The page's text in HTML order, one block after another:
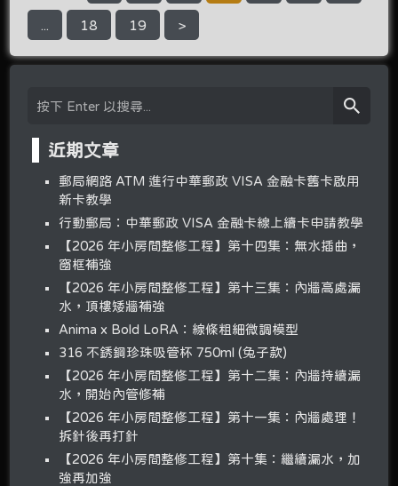
... 18 19 >
近期文章
郵局網路 ATM 進行中華郵政 VISA 金融卡舊卡啟用
新卡教學
行動郵局：中華郵政 VISA 金融卡線上續卡申請教學
【2026 年小房間整修工程】第十四集：無水插曲，
窗框補強
【2026 年小房間整修工程】第十三集：內牆高處漏
水，頂樓矮牆補強
Anima x Bold LoRA：線條粗細微調模型
316 不銹鋼珍珠吸管杯 750ml (兔子款)
【2026 年小房間整修工程】第十二集：內牆持續漏
水，開始內管修補
【2026 年小房間整修工程】第十一集：內牆處理！
拆針後再打針
【2026 年小房間整修工程】第十集：繼續漏水，加
強再加強